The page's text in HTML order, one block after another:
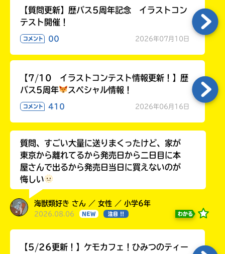
【質問更新】歴バス5周年記念 イラストコン
テスト開催！
コメント 00 2026年07月10日
【7/10 イラストコンテスト情報更新！】歴
バス5周年
スペシャル情報！
コメント 410 2026年06月16日
質問、すごい大量に送りまくったけど、家が
東京から離れてるから発売日から二日目に本
屋さんで出るから発売日当日に買えないのが
悔しい
海獣類好き さん ／ 女性 ／ 小学6年
2026.08.06 NEW 注目 !! わかる
【5/26更新！】ケモカフェ！ひみつのティー